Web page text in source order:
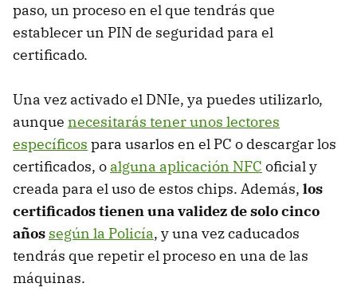
paso, un proceso en el que tendrás que
establecer un PIN de seguridad para el
certificado.
Una vez activado el DNIe, ya puedes utilizarlo,
aunque necesitarás tener unos lectores
específicos para usarlos en el PC o descargar los
certificados, o alguna aplicación NFC oficial y
creada para el uso de estos chips. Además, los
certificados tienen una validez de solo cinco
años según la Policía, y una vez caducados
tendrás que repetir el proceso en una de las
máquinas.